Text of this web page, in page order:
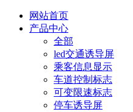
网站首页
产品中心
全部
led交通诱导屏
乘客信息显示
车道控制标志
可变限速标志
停车诱导屏